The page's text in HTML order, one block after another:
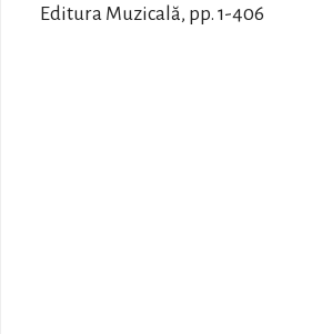
Editura Muzicală, pp. 1-406